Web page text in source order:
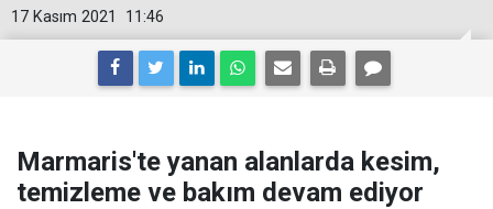
11:46
17 Kasım 2021
Marmaris'te yanan alanlarda kesim,
temizleme ve bakım devam ediyor